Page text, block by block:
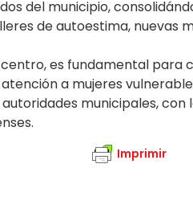
del municipio,
de autoestima, nuevas
es fundamental para
a mujeres
municipales,
Imprimir